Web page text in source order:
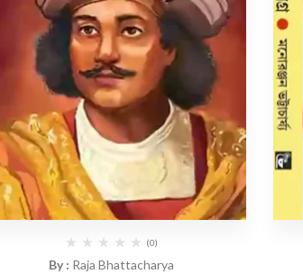
(0)
By : Raja Bhattacharya